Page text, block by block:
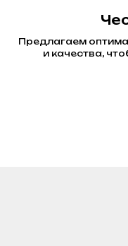
Предлагаем
и качества,